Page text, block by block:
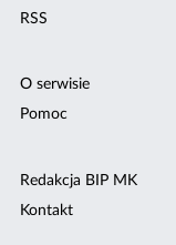
RSS
O serwisie
Pomoc
Redakcja BIP MK
Kontakt